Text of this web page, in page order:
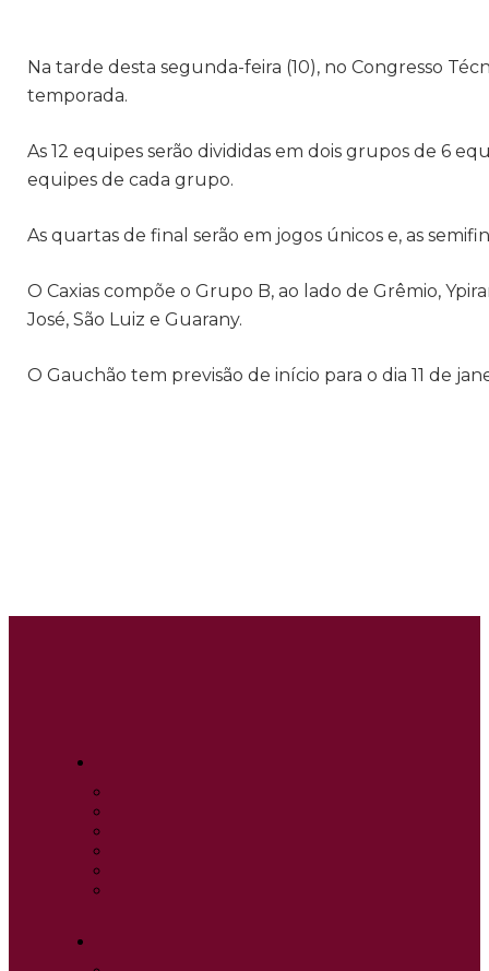
Na tarde desta segunda-feira (10), no Congresso
temporada.
As 12 equipes serão divididas em dois grupos de 6
equipes de cada grupo.
As quartas de final serão em jogos únicos e, as
O Caxias compõe o Grupo B, ao lado de Grêmio,
José, São Luiz e Guarany.
O Gauchão tem previsão de início para o dia 11 de